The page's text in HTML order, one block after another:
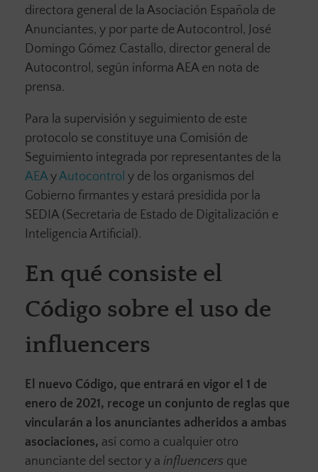
directora general de la Asociación Española de
Anunciantes, y por parte de Autocontrol, José
Domingo Gómez Castallo, director general de
Autocontrol, según informa AEA en nota de
prensa.
Para la supervisión y seguimiento de este
protocolo se constituye una Comisión de
Seguimiento integrada por representantes de la
AEAyAutocontrol y de los organismos del
Gobierno firmantes y estará presidida por la
SEDIA (Secretaria de Estado de Digitalización e
Inteligencia Artificial).
En qué consiste el
Código sobre el uso de
influencers
El nuevo Código, que entrará en vigor el 1 de
enero de 2021, recoge un conjunto de reglas que
vincularán a los anunciantes adheridos a ambas
asociaciones, así como a cualquier otro
anunciante del sector y a influencers que